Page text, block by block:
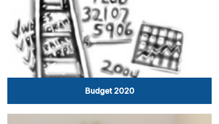
Budget 2020